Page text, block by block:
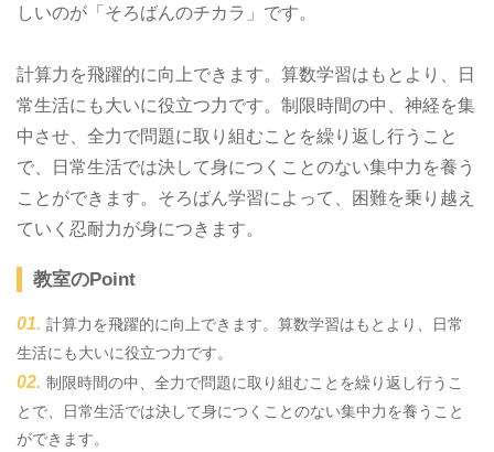
しいのが「そろばんのチカラ」です。
計算力を飛躍的に向上できます。算数学習はもとより、日
常生活にも大いに役立つ力です。制限時間の中、神経を集
中させ、全力で問題に取り組むことを繰り返し行うこと
で、日常生活では決して身につくことのない集中力を養う
ことができます。そろばん学習によって、困難を乗り越え
ていく忍耐力が身につきます。
教室のPoint
計算力を飛躍的に向上できます。算数学習はもとより、日常
生活にも大いに役立つ力です。
制限時間の中、全力で問題に取り組むことを繰り返し行うこ
とで、日常生活では決して身につくことのない集中力を養うこと
ができます。